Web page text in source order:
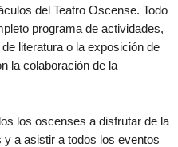
del Teatro Oscense. Todo
programa de actividades,
literatura o la exposición de
la colaboración de la
los oscenses a disfrutar de la
a asistir a todos los eventos